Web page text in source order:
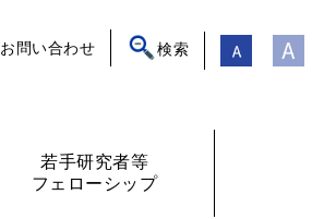
お問い合わせ 検索
若手研究者等
フェローシップ